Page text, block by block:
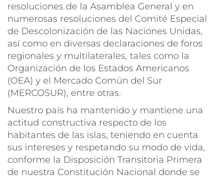
resoluciones de la Asamblea General y en
numerosas resoluciones del Comité Especial
de Descolonización de las Naciones Unidas,
así como en diversas declaraciones de foros
regionales y multilaterales, tales como la
Organización de los Estados Americanos
(OEA) y el Mercado Común del Sur
(MERCOSUR), entre otras.
Nuestro país ha mantenido y mantiene una
actitud constructiva respecto de los
habitantes de las islas, teniendo en cuenta
sus intereses y respetando su modo de vida,
conforme la Disposición Transitoria Primera
de nuestra Constitución Nacional donde se